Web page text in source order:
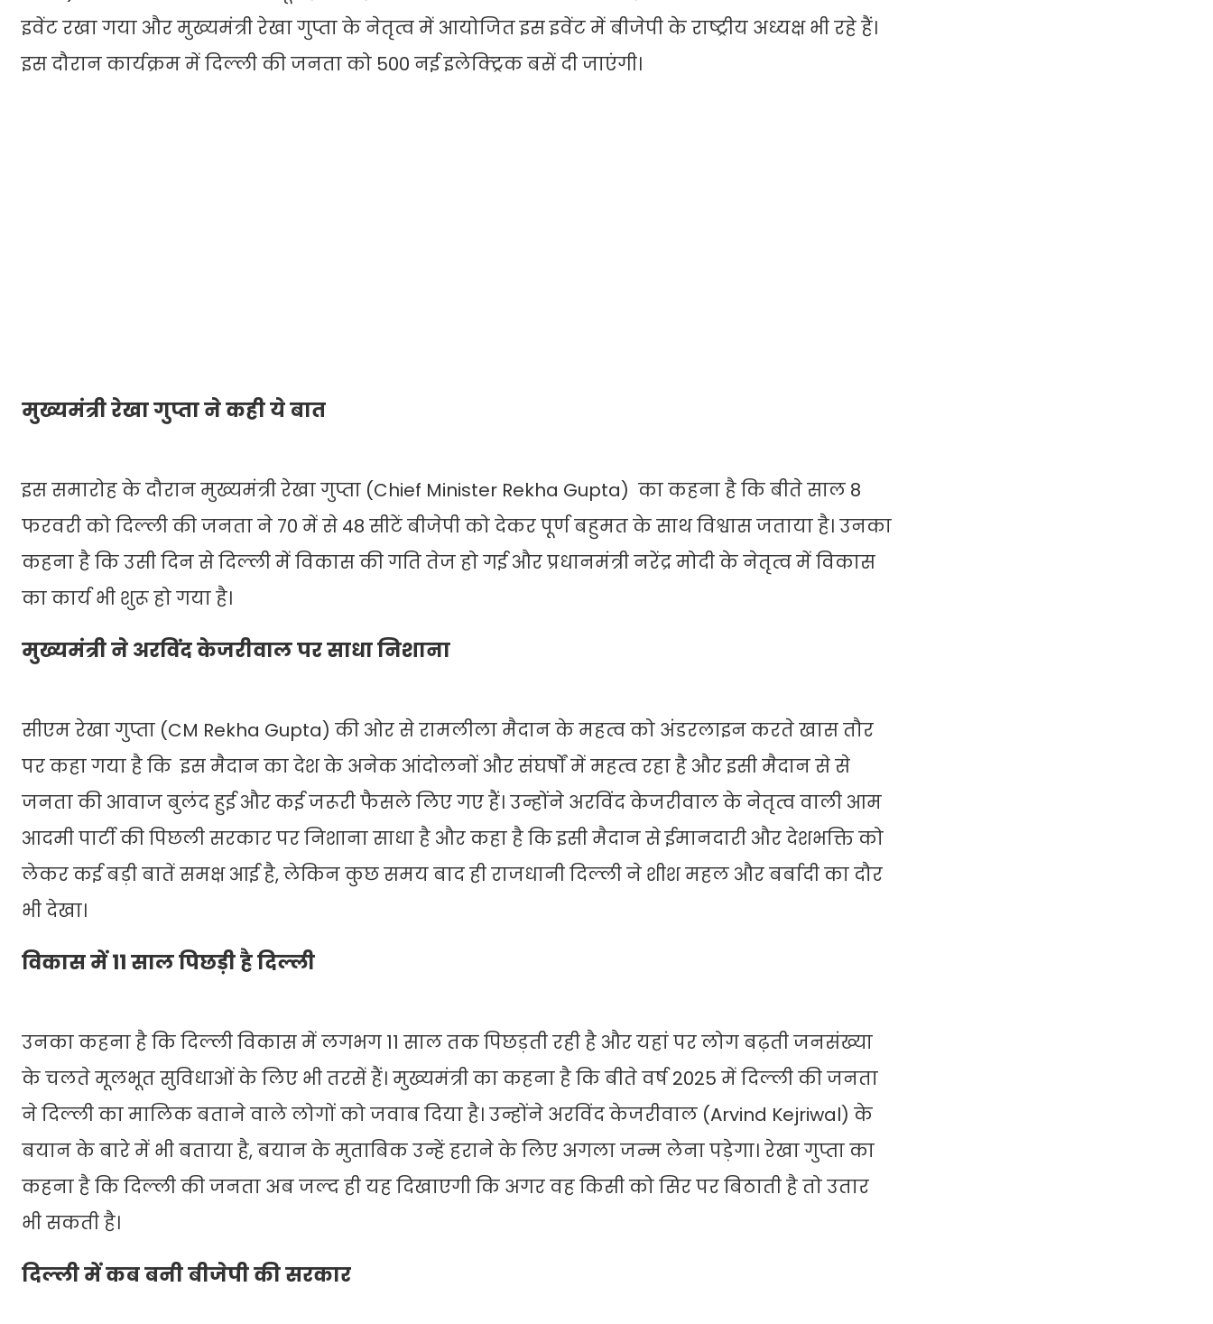
इवेंट रखा गया और मुख्यमंत्री रेखा गुप्ता के नेतृत्व में आयोजित इस इवेंट में बीजेपी के राष्ट्रीय अध्यक्ष भी रहे हैं।
इस दौरान कार्यक्रम में दिल्ली की जनता को 500 नई इलेक्ट्रिक बसें दी जाएंगी।
मुख्यमंत्री रेखा गुप्ता ने कही ये बात
इस समारोह के दौरान मुख्यमंत्री रेखा गुप्ता (Chief Minister Rekha Gupta) का कहना है कि बीते साल 8
फरवरी को दिल्ली की जनता ने 70 में से 48 सीटें बीजेपी को देकर पूर्ण बहुमत के साथ विश्वास जताया है। उनका
कहना है कि उसी दिन से दिल्ली में विकास की गति तेज हो गई और प्रधानमंत्री नरेंद्र मोदी के नेतृत्व में विकास
का कार्य भी शुरू हो गया है।
मुख्यमंत्री ने अरविंद केजरीवाल पर साधा निशाना
सीएम रेखा गुप्ता (CM Rekha Gupta) की ओर से रामलीला मैदान के महत्व को अंडरलाइन करते खास तौर
पर कहा गया है कि इस मैदान का देश के अनेक आंदोलनों और संघर्षों में महत्व रहा है और इसी मैदान से से
जनता की आवाज बुलंद हुई और कई जरूरी फैसले लिए गए हैं। उन्होंने अरविंद केजरीवाल के नेतृत्व वाली आम
आदमी पार्टी की पिछली सरकार पर निशाना साधा है और कहा है कि इसी मैदान से ईमानदारी और देशभक्ति को
लेकर कई बड़ी बातें समक्ष आई है, लेकिन कुछ समय बाद ही राजधानी दिल्ली ने शीश महल और बर्बादी का दौर
भी देखा।
विकास में 11 साल पिछड़ी है दिल्ली
उनका कहना है कि दिल्ली विकास में लगभग 11 साल तक पिछड़ती रही है और यहां पर लोग बढ़ती जनसंख्या
के चलते मूलभूत सुविधाओं के लिए भी तरसें हैं। मुख्यमंत्री का कहना है कि बीते वर्ष 2025 में दिल्ली की जनता
ने दिल्ली का मालिक बताने वाले लोगों को जवाब दिया है। उन्होंने अरविंद केजरीवाल (Arvind Kejriwal) के
बयान के बारे में भी बताया है, बयान के मुताबिक उन्हें हराने के लिए अगला जन्म लेना पड़ेगा। रेखा गुप्ता का
कहना है कि दिल्ली की जनता अब जल्द ही यह दिखाएगी कि अगर वह किसी को सिर पर बिठाती है तो उतार
भी सकती है।
दिल्ली में कब बनी बीजेपी की सरकार